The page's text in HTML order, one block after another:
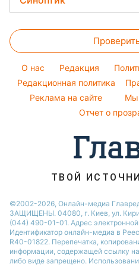
Новости Черкассы
Алла Пугачева
Максим Галкин
Настя Каменских
Тарифы
Курс валют
Салаты
Простые блюда
Легкие десерты
Напитки
Праздничное меню
Магнитные бури
Погода на сегодня
Погода на завтра
Пылевая буря
O нас Редакция
Редакционная политика
Реклама на сайте
Мы
Отчет о
ТВОЙ
©2002-2026, Онлайн-медиа
ЗАЩИЩЕНЫ. 04080, г. Киев, ул.
(044) 490-01-01. Адрес
Идентификатор онлайн-медиа в
R40-01822. Перепечатка,
информации, содержащей ссылку
либо виде запрещено.